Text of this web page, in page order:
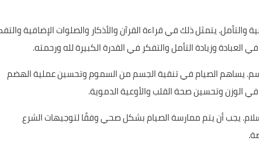
والتأمل. يتمثل ذلك في قراءة القرآن والأذكار والصلوات الإضافية
وزيادة التأمل والتفكر في القدرة الكبيرة لله ورحمته.
يساهم الصيام في تنقية الجسم من السموم وتحسين عملية الهضم
الوزن وتحسين صحة القلب والأوعية الدموية.
يجب أن يتم ممارسة الصيام بشكل صحي وفقًا لتوجيهات الشرع